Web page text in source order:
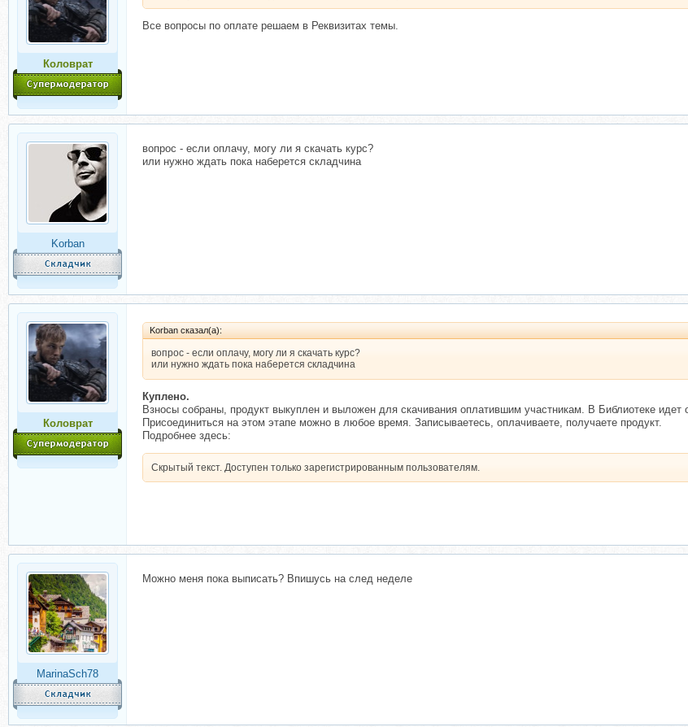
Коловрат
Все вопросы по оплате решаем в Реквизитах темы.
Korban
вопрос - если оплачу, могу ли я скачать курс?
или нужно ждать пока наберется складчина
Коловрат
Korban сказал(а):
вопрос - если оплачу, могу ли я скачать курс?
или нужно ждать пока наберется складчина
Куплено.
Взносы собраны, продукт выкуплен и выложен для скачивания оплатившим участникам. В Библиотеке идет
Присоединиться на этом этапе можно в любое время. Записываетесь, оплачиваете, получаете продукт.
Подробнее здесь:
Скрытый текст. Доступен только зарегистрированным пользователям.
MarinaSch78
Можно меня пока выписать? Впишусь на след неделе